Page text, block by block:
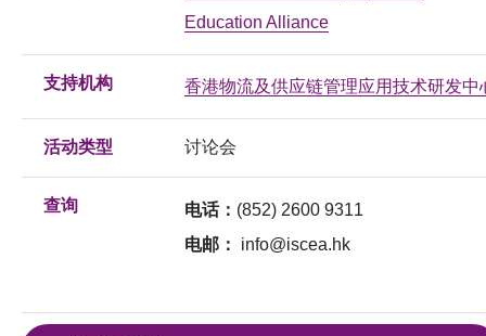
Education Alliance
支持机构 香港物流及供应链管理应用技术研发中
活动类型 讨论会
查询 电话： (852) 2600 9311
电邮：
info@iscea.hk